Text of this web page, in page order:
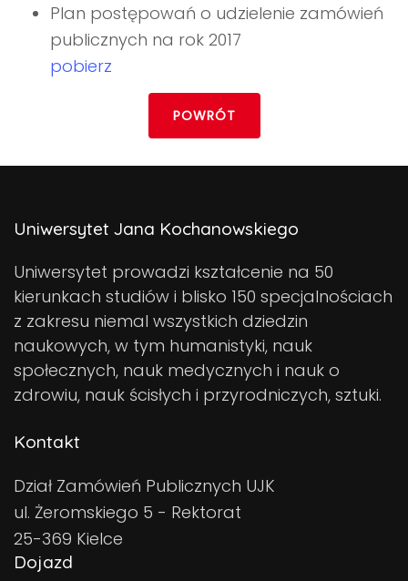
Plan postępowań o udzielenie zamówień
publicznych na rok 2017
pobierz
POWRÓT
Uniwersytet Jana Kochanowskiego
Uniwersytet prowadzi kształcenie na 50
kierunkach studiów i blisko 150 specjalnościach
z zakresu niemal wszystkich dziedzin
naukowych, w tym humanistyki, nauk
społecznych, nauk medycznych i nauk o
zdrowiu, nauk ścisłych i przyrodniczych, sztuki.
Kontakt
Dział Zamówień Publicznych UJK
ul. Żeromskiego 5 - Rektorat
25-369 Kielce
Dojazd